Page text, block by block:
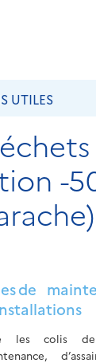
UTILES
-
de
les colis